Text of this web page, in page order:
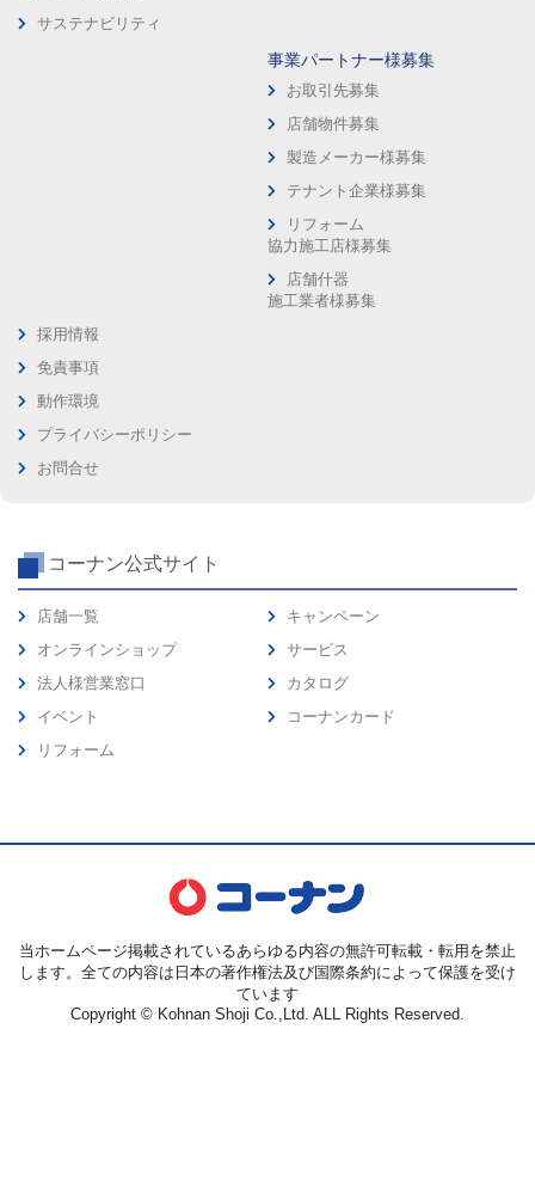
サステナビリティ
事業パートナー様募集
お取引先募集
店舗物件募集
製造メーカー様募集
テナント企業様募集
リフォーム
協力施工店様募集
店舗什器
施工業者様募集
採用情報
免責事項
動作環境
プライバシーポリシー
お問合せ
コーナン公式サイト
店舗一覧
オンラインショップ
法人様営業窓口
イベント
リフォーム
キャンペーン
サービス
カタログ
コーナンカード
当ホームページ掲載されているあらゆる内容の無許可転載・転用を禁止
します。全ての内容は日本の著作権法及び国際条約によって保護を受け
ています
Copyright © Kohnan Shoji Co.,Ltd. ALL Rights Reserved.